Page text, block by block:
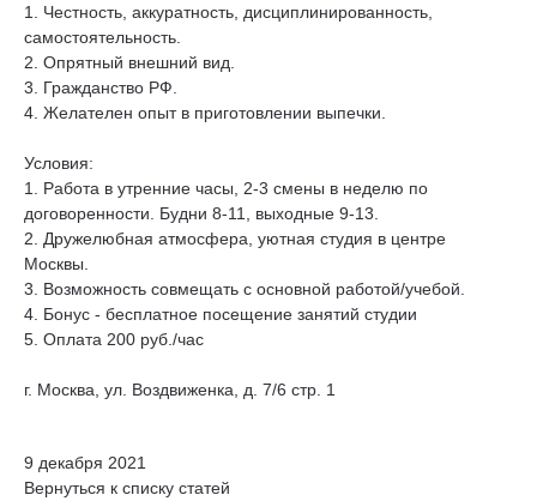
1. Честность, аккуратность, дисциплинированность,
самостоятельность.
2. Опрятный внешний вид.
3. Гражданство РФ.
4. Желателен опыт в приготовлении выпечки.
Условия:
1. Работа в утренние часы, 2-3 смены в неделю по
договоренности. Будни 8-11, выходные 9-13.
2. Дружелюбная атмосфера, уютная студия в центре
Москвы.
3. Возможность совмещать с основной работой/учебой.
4. Бонус - бесплатное посещение занятий студии
5. Оплата 200 руб./час
г. Москва, ул. Воздвиженка, д. 7/6 стр. 1
9 декабря 2021
Вернуться к списку статей